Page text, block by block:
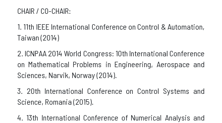
CHAIR / CO-CHAIR:
1. 11th IEEE International Conference on Control & Automation,
Taiwan (2014)
2. ICNPAA 2014 World Congress: 10th International Conference
on Mathematical Problems in Engineering, Aerospace and
Sciences, Narvik, Norway (2014).
3. 20th International Conference on Control Systems and
Science, Romania (2015).
4. 13th International Conference of Numerical Analysis and